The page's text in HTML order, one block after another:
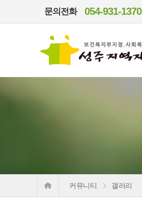
문의전화 054-931-1370
커뮤니티 갤러리